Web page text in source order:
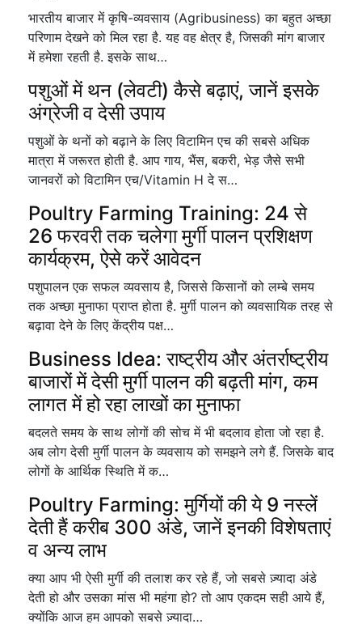
भारतीय बाजार में कृषि-व्यवसाय (Agribusiness) का बहुत अच्छा
परिणाम देखने को मिल रहा है. यह वह क्षेत्र है, जिसकी मांग बाजार
में हमेशा रहती है. इसके साथ…
पशुओं में थन (लेवटी) कैसे बढ़ाएं, जानें इसके
अंग्रेजी व देसी उपाय
पशुओं के थनों को बढ़ाने के लिए विटामिन एच की सबसे अधिक
मात्रा में जरूरत होती है. आप गाय, भैंस, बकरी, भेड़ जैसे सभी
जानवरों को विटामिन एच/Vitamin H दे स…
Poultry Farming Training: 24 से
26 फरवरी तक चलेगा मुर्गी पालन प्रशिक्षण
कार्यक्रम, ऐसे करें आवेदन
पशुपालन एक सफल व्यवसाय है, जिससे किसानों को लम्बे समय
तक अच्छा मुनाफा प्राप्त होता है. मुर्गी पालन को व्यवसायिक तरह से
बढ़ावा देने के लिए केंद्रीय पक्ष…
Business Idea: राष्ट्रीय और अंतर्राष्ट्रीय
बाजारों में देसी मुर्गी पालन की बढ़ती मांग, कम
लागत में हो रहा लाखों का मुनाफा
बदलते समय के साथ लोगों की सोच में भी बदलाव होता जो रहा है.
अब लोग देसी मुर्गी पालन के व्यवसाय को समझने लगे हैं. जिसके बाद
लोगों के आर्थिक स्थिति में क…
Poultry Farming: मुर्गियों की ये 9 नस्लें
देती हैं करीब 300 अंडे, जानें इनकी विशेषताएं
व अन्य लाभ
क्या आप भी ऐसी मुर्गी की तलाश कर रहे हैं, जो सबसे ज़्यादा अंडे
देती हो और उसका मांस भी महंगा हो? तो आप एकदम सही आये हैं,
क्योंकि आज हम आपको सबसे ज़्यादा…